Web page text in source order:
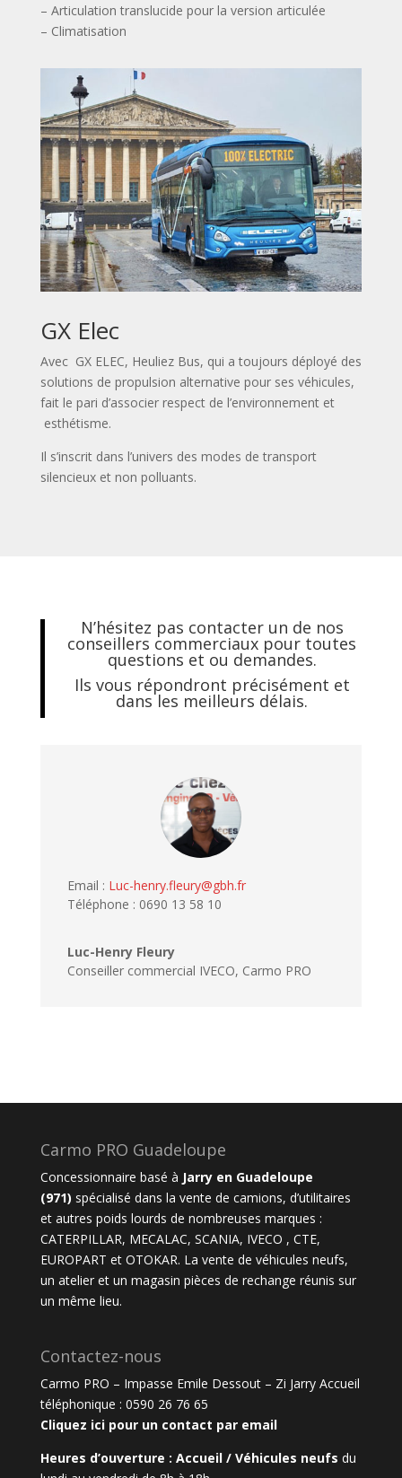
– Articulation translucide pour la version articulée
– Climatisation
GX Elec
Avec GX ELEC, Heuliez Bus, qui a toujours déployé des
solutions de propulsion alternative pour ses véhicules,
fait le pari d’associer respect de l’environnement et
esthétisme.
Il s’inscrit dans l’univers des modes de transport
silencieux et non polluants.
N’hésitez pas contacter un de nos
conseillers commerciaux pour toutes
questions et ou demandes.
Ils vous répondront précisément et
dans les meilleurs délais.
Email : Luc-henry.fleury@gbh.fr
Téléphone : 0690 13 58 10
Luc-Henry Fleury
Conseiller commercial IVECO, Carmo PRO
Carmo PRO Guadeloupe
Concessionnaire basé à Jarry en Guadeloupe
(971) spécialisé dans la vente de camions, d’utilitaires
et autres poids lourds de nombreuses marques :
CATERPILLAR, MECALAC, SCANIA, IVECO , CTE,
EUROPART et OTOKAR. La vente de véhicules neufs,
un atelier et un magasin pièces de rechange réunis sur
un même lieu.
Contactez-nous
Carmo PRO – Impasse Emile Dessout – Zi Jarry Accueil
téléphonique : 0590 26 76 65
Cliquez ici pour un contact par email
Heures d’ouverture : Accueil / Véhicules neufs du